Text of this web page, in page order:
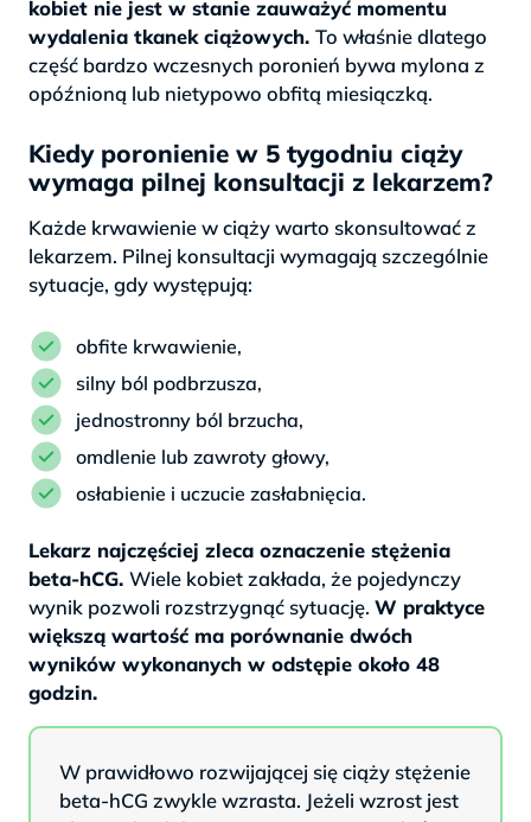
kobiet nie jest w stanie zauważyć momentu
wydalenia tkanek ciążowych. To właśnie dlatego
część bardzo wczesnych poronień bywa mylona z
opóźnioną lub nietypowo obfitą miesiączką.
Kiedy poronienie w 5 tygodniu ciąży
wymaga pilnej konsultacji z lekarzem?
Każde krwawienie w ciąży warto skonsultować z
lekarzem. Pilnej konsultacji wymagają szczególnie
sytuacje, gdy występują:
obfite krwawienie,
silny ból podbrzusza,
jednostronny ból brzucha,
omdlenie lub zawroty głowy,
osłabienie i uczucie zasłabnięcia.
Lekarz najczęściej zleca oznaczenie stężenia
beta-hCG. Wiele kobiet zakłada, że pojedynczy
wynik pozwoli rozstrzygnąć sytuację. W praktyce
większą wartość ma porównanie dwóch
wyników wykonanych w odstępie około 48
godzin.
W prawidłowo rozwijającej się ciąży stężenie
beta-hCG zwykle wzrasta. Jeżeli wzrost jest